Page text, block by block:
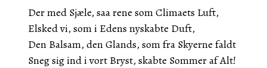
Der med Sjæle, saa rene som Climaets Luft,
Elsked vi, som i Edens nyskabte Duft,
Den Balsam, den Glands, som fra Skyerne faldt
Sneg sig ind i vort Bryst, skabte Sommer af Alt!